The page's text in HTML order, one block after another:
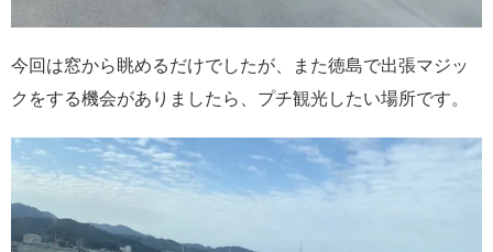
今回は窓から眺めるだけでしたが、また徳島で出張マジッ
クをする機会がありましたら、プチ観光したい場所です。